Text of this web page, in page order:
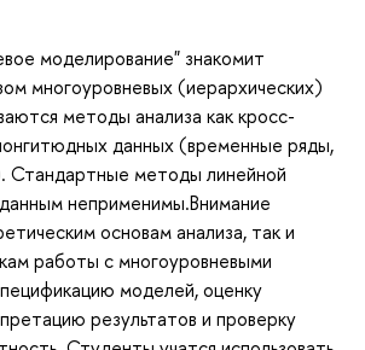
моделирование" знакомит
многоуровневых (иерархических)
методы анализа как кросс-
данных (временные ряды,
Стандартные методы линейной
неприменимы.Внимание
основам анализа, так и
работы с многоуровневыми
моделей, оценку
результатов и проверку